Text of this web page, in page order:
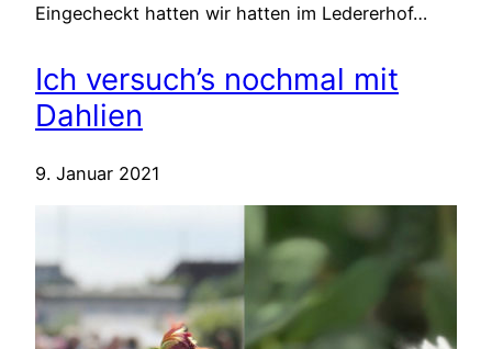
Eingecheckt hatten wir hatten im Ledererhof…
Ich versuch’s nochmal mit
Dahlien
9. Januar 2021